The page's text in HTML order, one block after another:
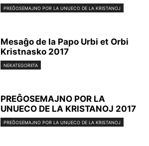
PREĜOSEMAJNO POR LA UNUECO DE LA KRISTANOJ
Mesaĝo de la Papo Urbi et Orbi
Kristnasko 2017
NEKATEGORIITA
PREĜOSEMAJNO POR LA
UNUECO DE LA KRISTANOJ 2017
PREĜOSEMAJNO POR LA UNUECO DE LA KRISTANOJ